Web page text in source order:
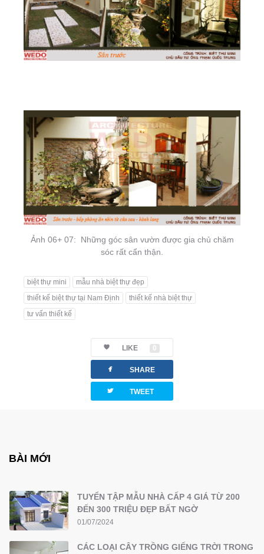
Ảnh 06+ 07: Những góc sân vườn được gia chủ chăm
sóc rất cẩn thận.
biệt thự mini
mẫu nhà biệt thự đẹp
thiết kế biệt thự tại Nam Định
thiết kế nhà biệt thự
tư vấn thiết kế
LIKE 0
facebook SHARE
twitterbird TWEET
BÀI MỚI
TUYỂN TẬP MẪU NHÀ CẤP 4 GIÁ TỪ 200
ĐẾN 300 TRIỆU ĐẸP BẤT NGỜ
01/07/2024
CÁC LOẠI CÂY TRỒNG GIẾNG TRỜI TRONG